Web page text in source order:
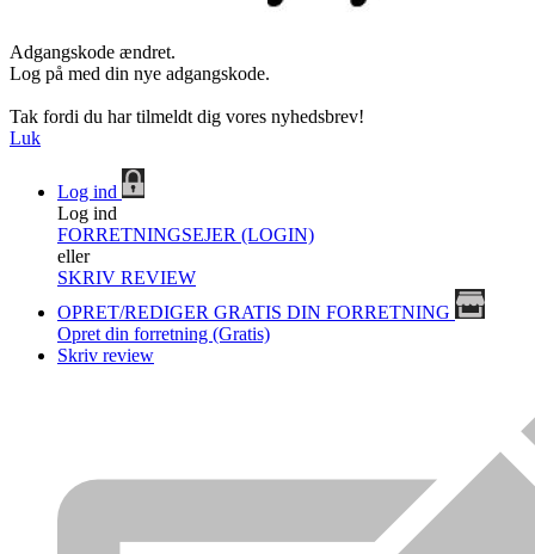
Adgangskode ændret.
Log på med din nye adgangskode.
Tak fordi du har tilmeldt dig vores nyhedsbrev!
Luk
Log ind
Log ind
FORRETNINGSEJER (LOGIN)
eller
SKRIV REVIEW
OPRET/REDIGER GRATIS DIN FORRETNING
Opret din forretning (Gratis)
Skriv review